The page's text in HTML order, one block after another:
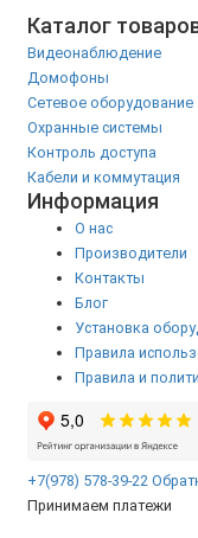
Каталог
Видеонаблюдение
Домофоны
Сетевое оборудование
Охранные системы
Контроль доступа
Кабели и коммутация
Информация
О нас
Производители
Контакты
Блог
Установка
Правила
Правила и
+7(978) 578-39-22
Принимаем платежи